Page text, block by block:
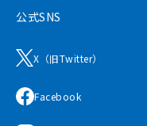
公式SNS
X（旧Twitter）
Facebook